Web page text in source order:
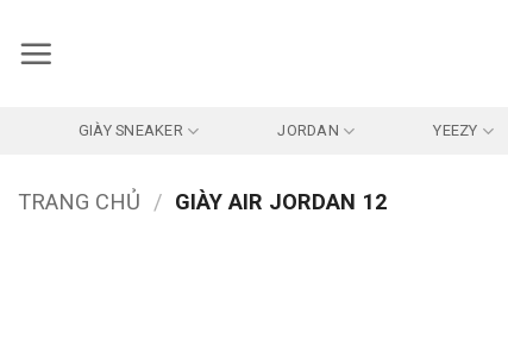
qua
GIÀY SNEAKER JORDAN YEEZY
TRANG CHỦ / GIÀY AIR JORDAN 12